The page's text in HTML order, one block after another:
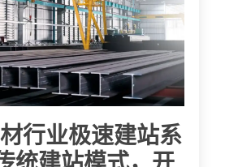
行业极速建站系